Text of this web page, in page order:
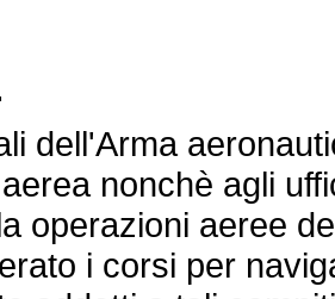
dell'Arma
nonchè agli
operazioni aeree
i corsi per